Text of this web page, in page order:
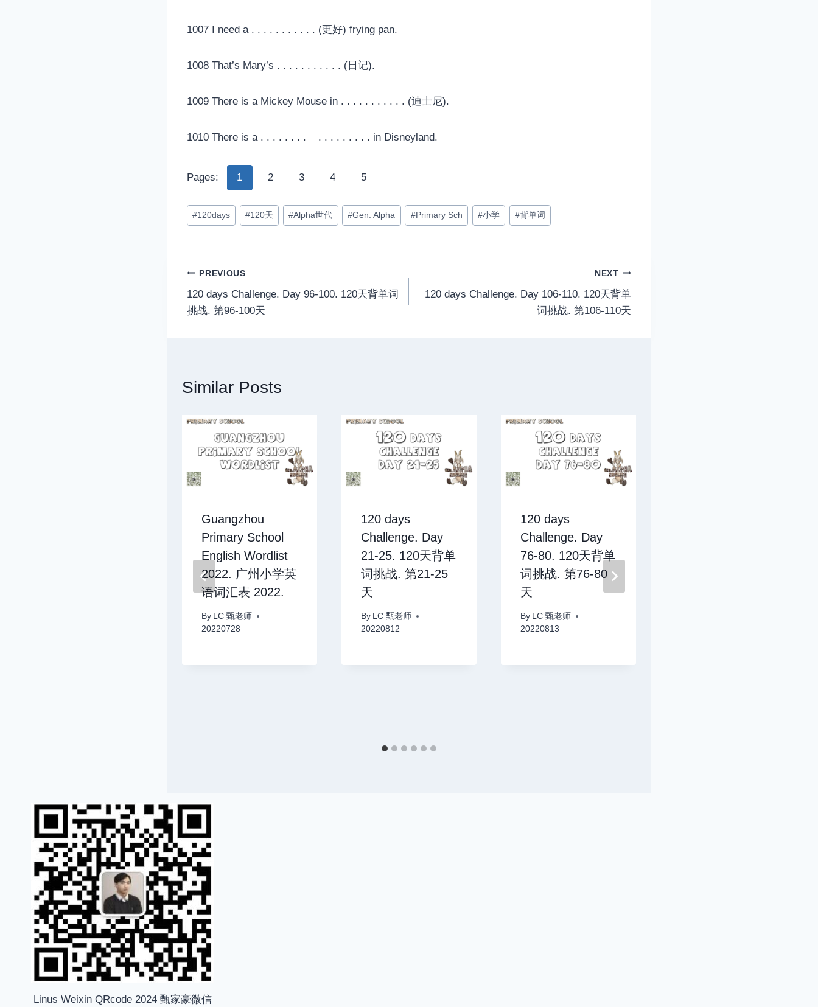
1007 I need a . . . . . . . . . . . (更好) frying pan.
1008 That’s Mary’s . . . . . . . . . . . (日记).
1009 There is a Mickey Mouse in . . . . . . . . . . . (迪士尼).
1010 There is a . . . . . . . . . . . . . . . . . in Disneyland.
Pages: 1 2 3 4 5
Post
Tags:
#120days #120天 #Alpha世代 #Gen. Alpha #Primary Sch #小学 #背单词
Post
navigation
PREVIOUS
120 days Challenge. Day 96-100. 120天背单词
挑战. 第96-100天
NEXT
120 days Challenge. Day 106-110. 120天背单
词挑战. 第106-110天
Similar Posts
Guangzhou
Primary School
English Wordlist
2022. 广州小学英
语词汇表 2022.
By LC 甄老师
20220728
120 days
Challenge. Day
21-25. 120天背单
词挑战. 第21-25
天
By LC 甄老师
20220812
120 days
Challenge. Day
76-80. 120天背单
词挑战. 第76-80
天
By LC 甄老师
20220813
Linus Weixin QRcode 2024 甄家豪微信